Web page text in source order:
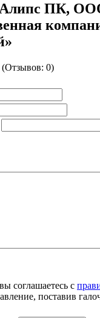
ПК,
(Отзывов: 0)
соглашаетесь с
поставив